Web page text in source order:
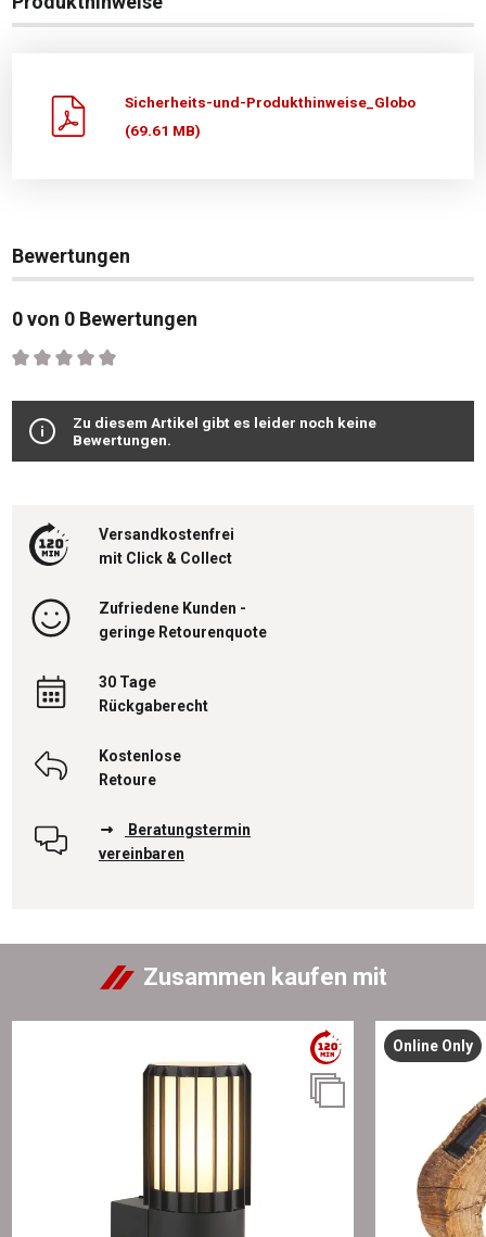
Sicherheits-und-Produkthinweise_Globo
(69.61 MB)
Bewertungen
0 von 0 Bewertungen
Durchschnittliche Bewertung von 0 von 5 Sternen
Zu diesem Artikel gibt es leider noch keine
Bewertungen.
Versandkostenfrei
mit Click & Collect
Zufriedene Kunden -
geringe Retourenquote
30 Tage
Rückgaberecht
Kostenlose
Retoure
Beratungstermin
vereinbaren
Zusammen kaufen mit
Online Only